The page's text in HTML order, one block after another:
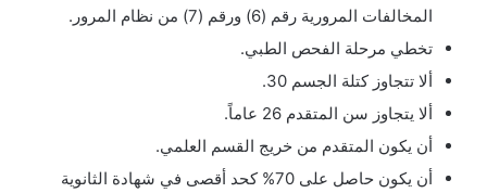
المخالفات المرورية رقم (6) ورقم (7) من نظام المرور.
تخطي مرحلة الفحص الطبي.
ألا تتجاوز كتلة الجسم 30.
ألا يتجاوز سن المتقدم 26 عاماً.
أن يكون المتقدم من خريج القسم العلمي.
أن يكون حاصل على 70% كحد أقصى في شهادة الثانوية